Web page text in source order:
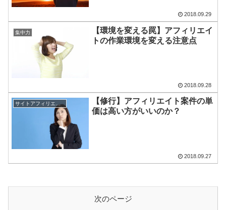
2018.09.29
集中力
【環境を変える罠】アフィリエイ
トの作業環境を変える注意点
2018.09.28
サイトアフィリエイト
【修行】アフィリエイト案件の単
価は高い方がいいのか？
2018.09.27
次のページ